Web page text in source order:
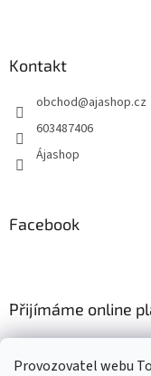
Provozovatel webu
Kontakt
obchod@ajashop.cz
603487406
Ájashop
Facebook
Přijímáme online